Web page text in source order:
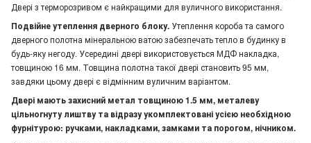
Двері з терморозривом є найкращими для вуличного використання.
Подвійне утеплення дверного блоку. Утеплення короба та самого
дверного полотна мінеральною ватою забезпечать тепло в будинку в
будь-яку негоду. Усередині двері використовується МДФ накладка,
товщиною 16 мм. Товщина полотна такої двері становить 95 мм,
завдяки цьому двері є відмінним вуличним варіантом.
Двері мають захисний метал товщиною 1.5 мм, металеву
цільногнуту лиштву та відразу укомплектовані усією необхідною
фурнітурою: ручками, накладками, замками та порогом, нічником.